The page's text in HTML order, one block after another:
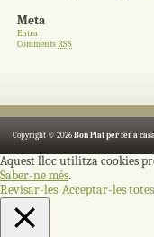
Meta
Entra
CommentsRSS
Copyright © 2026 Bon Plat per fer a
Aquest lloc utilitza cookies
Saber-ne més.
Revisar-les Acceptar-les totes